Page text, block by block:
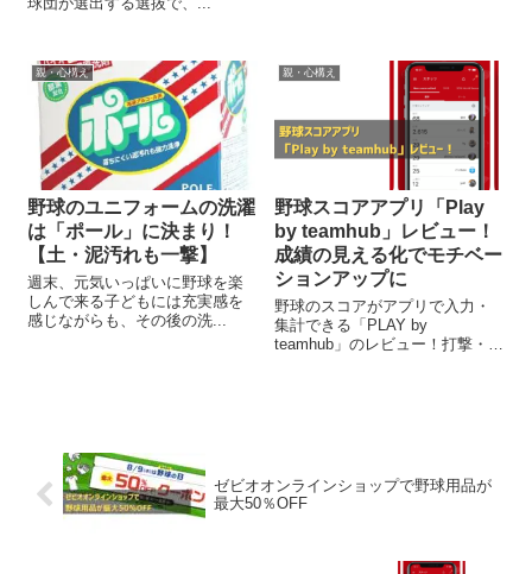
親・心構え
野球のユニフォームの洗濯
は「ポール」に決まり！
【土・泥汚れも一撃】
週末、元気いっぱいに野球を楽
しんで来る子どもには充実感を
感じながらも、その後の洗...
親・心構え
野球スコアアプリ「Play
by teamhub」レビュー！
成績の見える化でモチベー
ションアップに
野球のスコアがアプリで入力・
集計できる「PLAY by
teamhub」のレビュー！打撃・守
ゼビオオンラインショップで野球用品が
最大50％OFF